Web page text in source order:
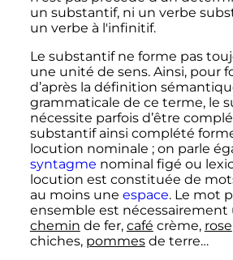
un substantif, ni un verbe
un verbe à l'infinitif.
Le substantif ne forme pas
une unité de sens. Ainsi, pour
d’après la définition
grammaticale de ce terme, le
nécessite parfois d’être
substantif ainsi complété
locution nominale ; on parle
syntagme nominal figé ou
locution est constituée de
au moins une espace. Le mot
ensemble est
chemin de fer, café crème, rose
chiches, pommesde terre…